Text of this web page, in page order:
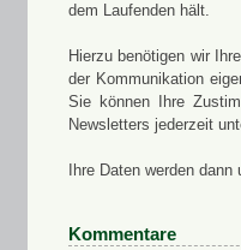
dem Laufenden hält.
Hierzu benötigen wir
der Kommunikation
Sie können Ihre
Newsletters jederzeit
Ihre Daten werden
Kommentare